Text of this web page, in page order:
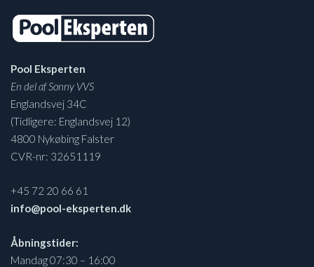
Pool Eksperten
En del af Sonny VVS
Englandsvej 34C
(Tidligere: Englandsvej 12)
4800 Nykøbing Falster
CVR-nr: 32651119
+45 72 20 66 61
info@pool-eksperten.dk
Åbningstider:
Mandag 07:30 – 16:00